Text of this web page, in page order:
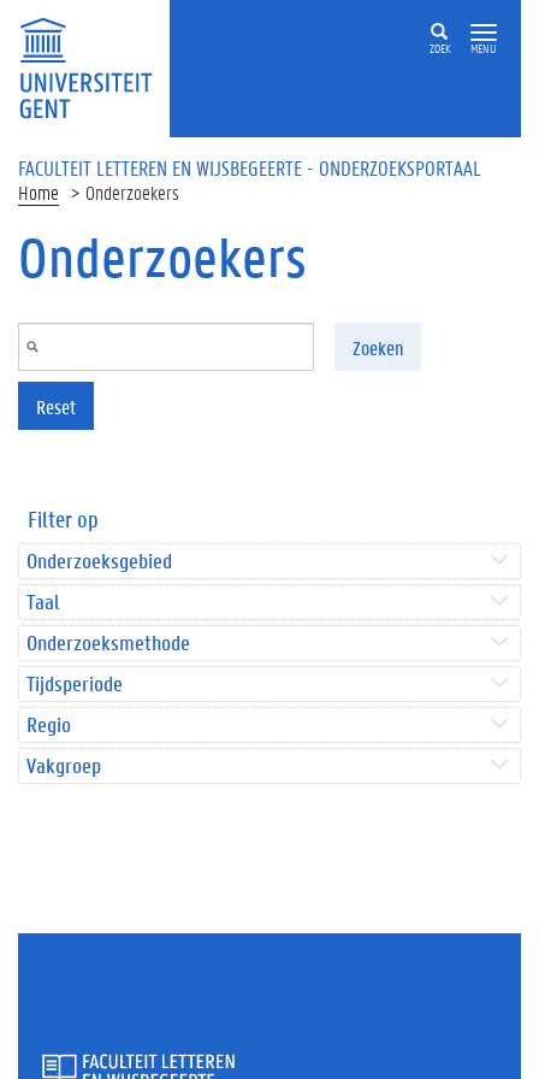
Overslaan en naar de inhoud gaan
ZOEK MENU
FACULTEIT LETTEREN EN WIJSBEGEERTE - ONDERZOEKSPORTAAL
Home Onderzoekers
Onderzoekers
Zoeken
Reset
Filter op
Onderzoeksgebied
Taal
Onderzoeksmethode
Tijdsperiode
Regio
Vakgroep